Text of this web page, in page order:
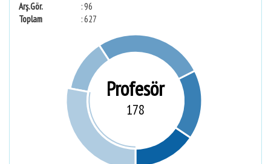
Arş.Gör.
: 96
Toplam
: 627
Profesör
178